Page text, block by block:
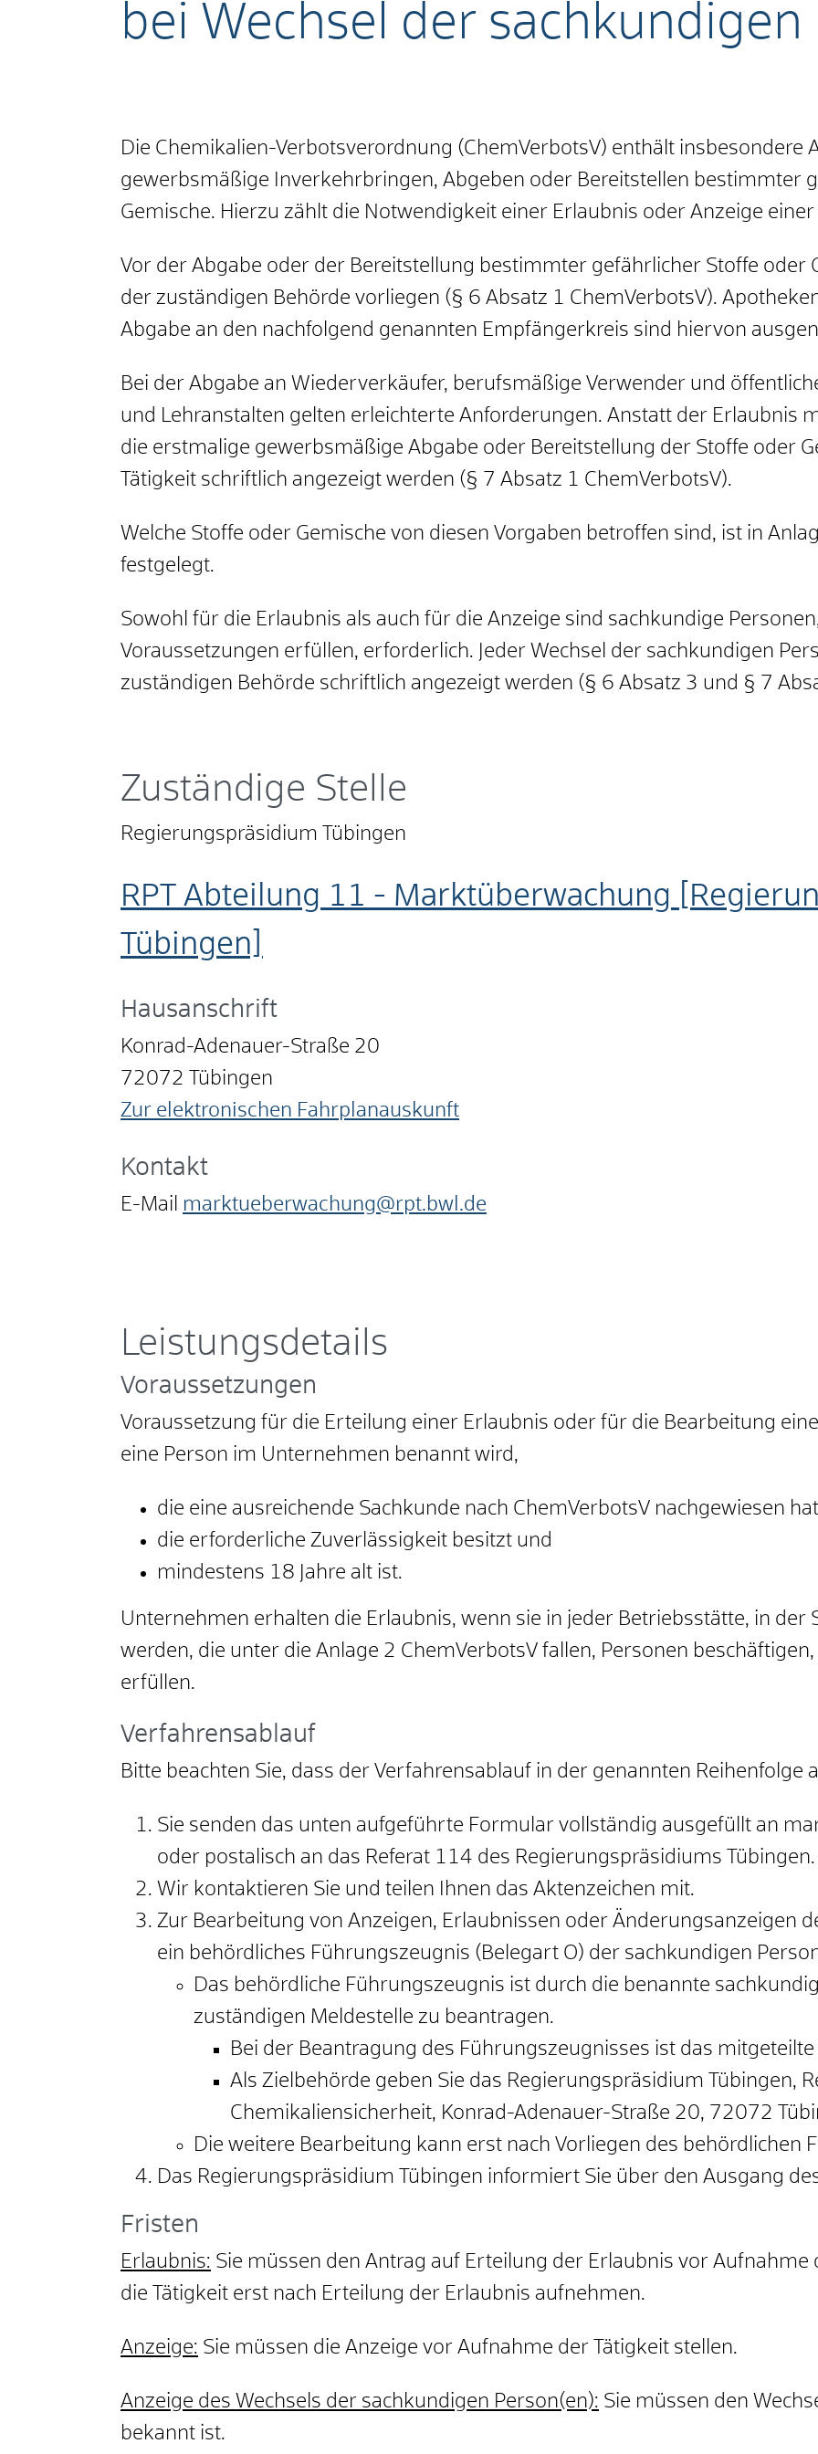
bei Wechsel der sachkundigen
Die Chemikalien-Verbotsverordnung (ChemVerbotsV) enthält insbesondere
gewerbsmäßige Inverkehrbringen, Abgeben oder Bereitstellen bestimmter
Gemische. Hierzu zählt die Notwendigkeit einer Erlaubnis oder Anzeige einer
Vor der Abgabe oder der Bereitstellung bestimmter gefährlicher Stoffe oder
der zuständigen Behörde vorliegen (§ 6 Absatz 1 ChemVerbotsV).
Abgabe an den nachfolgend genannten Empfängerkreis sind hiervon
Bei der Abgabe an Wiederverkäufer, berufsmäßige Verwender und
und Lehranstalten gelten erleichterte Anforderungen. Anstatt der Erlaubnis
die erstmalige gewerbsmäßige Abgabe oder Bereitstellung der Stoffe oder
Tätigkeit schriftlich angezeigt werden (§ 7 Absatz 1 ChemVerbotsV).
Welche Stoffe oder Gemische von diesen Vorgaben betroffen sind, ist in
festgelegt.
Sowohl für die Erlaubnis als auch für die Anzeige sind sachkundige
Voraussetzungen erfüllen, erforderlich. Jeder Wechsel der sachkundigen
zuständigen Behörde schriftlich angezeigt werden (§ 6 Absatz 3 und § 7
Zuständige Stelle
Regierungspräsidium Tübingen
RPT Abteilung 11 - Marktüberwachung
Tübingen]
Hausanschrift
Konrad-Adenauer-Straße 20
72072
Tübingen
Zur elektronischen Fahrplanauskunft
Kontakt
E-Mail marktueberwachung@rpt.bwl.de
Leistungsdetails
Voraussetzungen
Voraussetzung für die Erteilung einer Erlaubnis oder für die Bearbeitung
eine Person im Unternehmen benannt wird,
die eine ausreichende Sachkunde nach ChemVerbotsV nachgewiesen
die erforderliche Zuverlässigkeit besitzt und
mindestens 18 Jahre alt ist.
Unternehmen erhalten die Erlaubnis, wenn sie in jeder Betriebsstätte, in der
werden, die unter die Anlage 2 ChemVerbotsV fallen, Personen
erfüllen.
Verfahrensablauf
Bitte beachten Sie, dass der Verfahrensablauf in der genannten Reihenfolge
Sie senden das unten aufgeführte Formular vollständig ausgefüllt an
oder postalisch an das Referat 114 des Regierungspräsidiums Tübingen.
Wir kontaktieren Sie und teilen Ihnen das Aktenzeichen mit.
Zur Bearbeitung von Anzeigen, Erlaubnissen oder Änderungsanzeigen
ein behördliches Führungszeugnis (Belegart O) der sachkundigen
Das behördliche Führungszeugnis ist durch die benannte
zuständigen Meldestelle zu beantragen.
Bei der Beantragung des Führungszeugnisses ist das
Als Zielbehörde geben Sie das Regierungspräsidium Tübingen,
Chemikaliensicherheit, Konrad-Adenauer-Straße 20, 72072
Die weitere Bearbeitung kann erst nach Vorliegen des behördlichen
Das Regierungspräsidium Tübingen informiert Sie über den Ausgang
Fristen
Erlaubnis: Sie müssen den Antrag auf Erteilung der Erlaubnis vor Aufnahme
die Tätigkeit erst nach Erteilung der Erlaubnis aufnehmen.
Anzeige: Sie müssen die Anzeige vor Aufnahme der Tätigkeit stellen.
Anzeige des Wechsels der sachkundigen Person(en): Sie müssen den
bekannt ist.